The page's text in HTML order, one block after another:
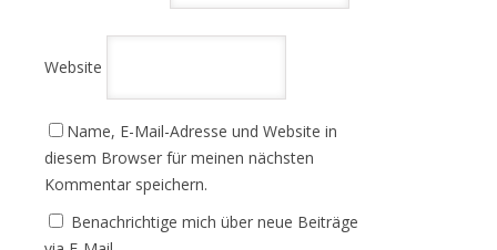
Website
Name, E-Mail-Adresse und Website in
diesem Browser für meinen nächsten
Kommentar speichern.
Benachrichtige mich über neue Beiträge